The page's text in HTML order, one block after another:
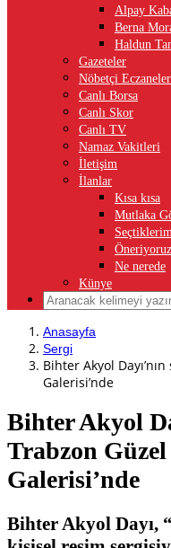
Alpay
Berna
Haldun
Gazeteler
Nöbetçi Eczaneler
Canlı Borsa
Canlı Skor
Canlı TV
Namaz Vakitleri
İletişim
İlanlar
Kısa kısa
Mutlaka
Öneriyoruz
Ne nerede
Künye
Anasayfa
Sergi
Bihter Akyol
Galerisi’nde
Bihter Akyol
Trabzon
Galerisi’nde
Bihter Akyol Dayı,